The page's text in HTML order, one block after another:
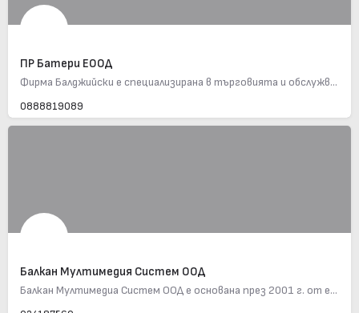
ПР Батери ЕООД
Фирма Балджийски е специализирана в търговията и обслужването на стартерни батерии, като разполага с над 30…
0888819089
Балкан Мултимедия Систем ООД
Балкан Мултимедиа Систем ООД е основана през 2001 г. от екип професионалисти с дългогодишен опит в сферата на…